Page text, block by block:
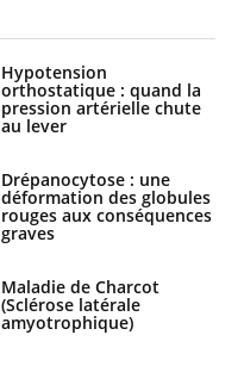
Hypotension
orthostatique : quand la
pression artérielle chute
au lever
Drépanocytose : une
déformation des globules
rouges aux conséquences
graves
Maladie de Charcot
(Sclérose latérale
amyotrophique)